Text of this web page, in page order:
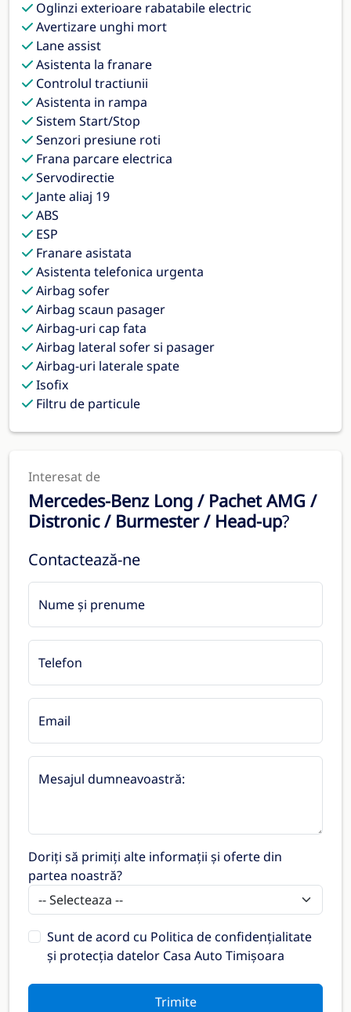
Oglinzi exterioare rabatabile electric
Avertizare unghi mort
Lane assist
Asistenta la franare
Controlul tractiunii
Asistenta in rampa
Sistem Start/Stop
Senzori presiune roti
Frana parcare electrica
Servodirectie
Jante aliaj 19
ABS
ESP
Franare asistata
Asistenta telefonica urgenta
Airbag sofer
Airbag scaun pasager
Airbag-uri cap fata
Airbag lateral sofer si pasager
Airbag-uri laterale spate
Isofix
Filtru de particule
Interesat de
Mercedes-Benz Long / Pachet AMG /
Distronic / Burmester / Head-up?
Contactează-ne
Nume și prenume
Telefon
Email
Mesajul dumneavoastră:
Doriți să primiți alte informații și oferte din
partea noastră?
Sunt de acord cu Politica de confidențialitate
și protecția datelor Casa Auto Timișoara
Trimite